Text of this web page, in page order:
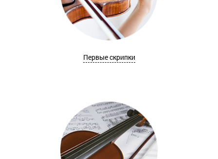
Первые скрипки